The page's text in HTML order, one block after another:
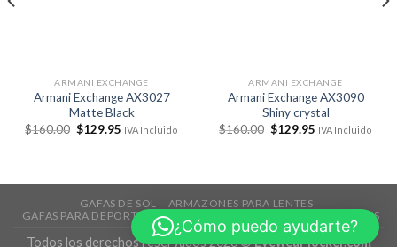
ARMANI EXCHANGE
Armani Exchange AX3027
Matte Black
$160.00 El
precio
$129.95 El
IVA Incluido
ARMANI EXCHANGE
Armani Exchange AX3090
Shiny crystal
$160.00 El
precio
$129.95 El
IVA Incluido
GAFAS DE SOL
ARMAZONES PARA LENTES
GAFAS PARA DEPORTES
TECNOLOGÍA REBAJAS
Todos los derechos reservados 2026 ©Eyewear locker.com
¿Cómo puedo ayudarte?